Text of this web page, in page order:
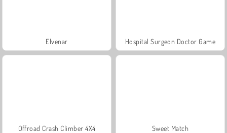
Elvenar Hospital Surgeon Doctor Game
Offroad Crash Climber 4X4 Sweet Match